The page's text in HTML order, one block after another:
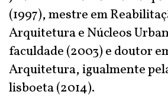
(1997), mestre em
Arquitetura e Núcleos
faculdade (2003) e doutor
Arquitetura, igualmente
lisboeta (2014).